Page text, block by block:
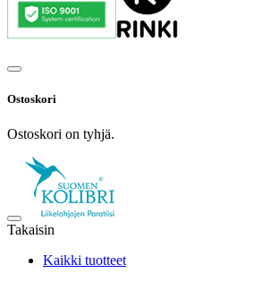
Ostoskori
Ostoskori on tyhjä.
Takaisin
Kaikki tuotteet